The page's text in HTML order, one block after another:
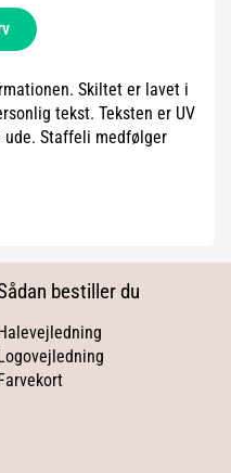
Skiltet er lavet i
tekst. Teksten er UV
Staffeli medfølger
bestiller du